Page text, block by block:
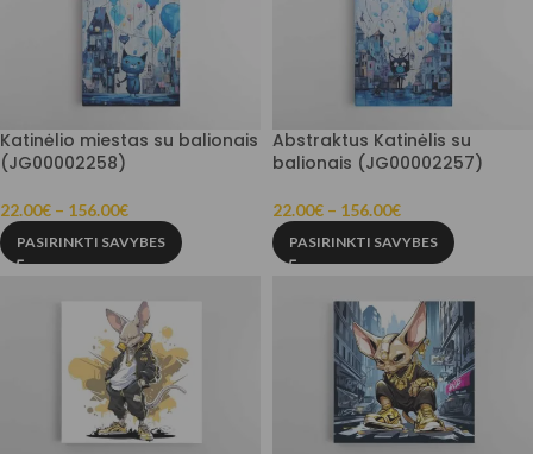
Katinėlio miestas su balionais
(JG00002258)
22.00€ – 156.00€
PASIRINKTI SAVYBES
Abstraktus Katinėlis su
balionais (JG00002257)
22.00€ – 156.00€
PASIRINKTI SAVYBES